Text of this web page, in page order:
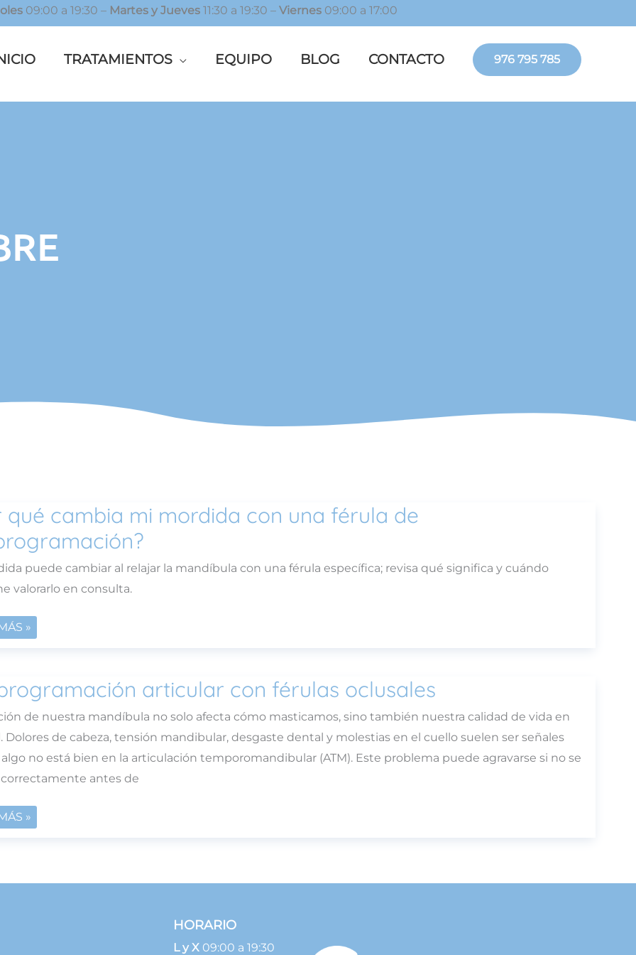
09:00 a 19:30 – Martes y Jueves 11:30 a 19:30 – Viernes 09:00 a 17:00
TRATAMIENTOS EQUIPO BLOG CONTACTO 976 795 785
qué cambia mi mordida con una férula de
puede cambiar al relajar la mandíbula con una férula específica; revisa qué significa y cuándo
valorarlo en consulta.
»
articular con férulas oclusales
de nuestra mandíbula no solo afecta cómo masticamos, sino también nuestra calidad de vida en
Dolores de cabeza, tensión mandibular, desgaste dental y molestias en el cuello suelen ser señales
no está bien en la articulación temporomandibular (ATM). Este problema puede agravarse si no se
antes de
»
HORARIO
L y X 09:00 a 19:30